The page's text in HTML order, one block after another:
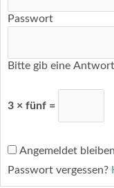
Passwort
Bitte gib eine
3 × fünf =
Angemeldet bleiben
Passwort vergessen?